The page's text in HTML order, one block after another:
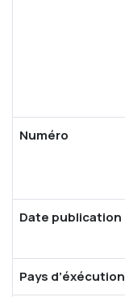
Numéro
Date publication
Pays d’éxécution